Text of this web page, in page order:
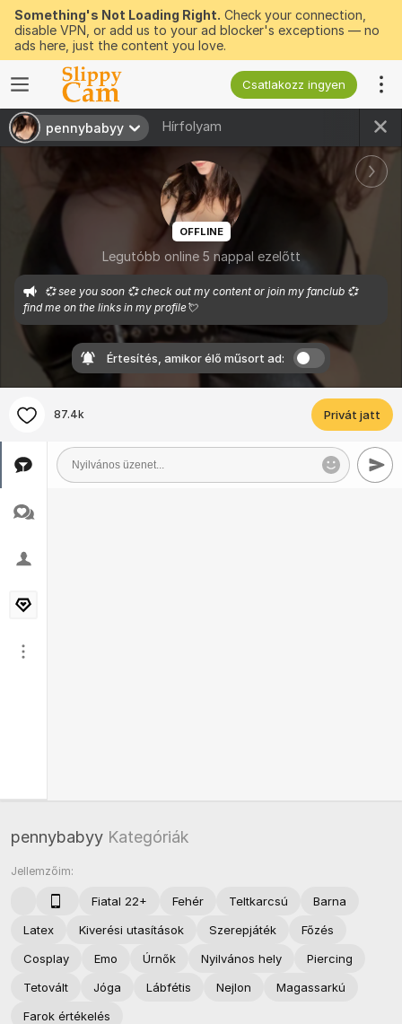
Something's Not Loading Right. Check your connection,
disable VPN, or add us to your ad blocker's exceptions — no
ads here, just the content you love.
Csatlakozz ingyen
pennybabyy Hírfolyam
OFFLINE
Legutóbb online 5 nappal ezelőtt
💞 see you soon 💞 check out my content or join my fanclub 💞
find me on the links in my profile💘
Értesítés, amikor élő műsort ad:
87.4k Privát jatt
pennybabyy Kategóriák
Jellemzőim:
Fiatal 22+ Fehér Teltkarcsú
Barna
Latex
Kiverési utasítások Szerepjáték
Főzés
Cosplay
Emo Úrnők Nyilvános hely
Piercing
Tetovált
Jóga Lábfétis Nejlon
Magassarkú
Farok értékelés